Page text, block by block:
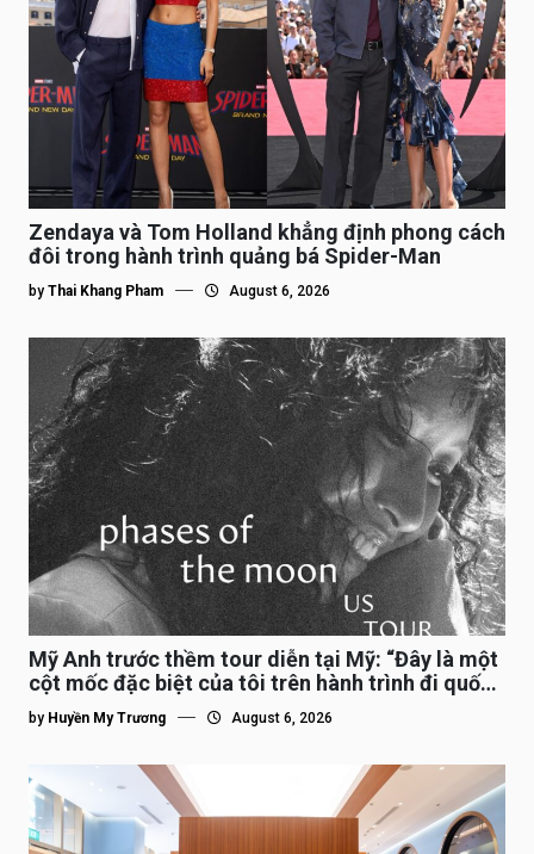
Zendaya và Tom Holland khẳng định phong cách
đôi trong hành trình quảng bá Spider-Man
by Thai Khang Pham August 6, 2026
Mỹ Anh trước thềm tour diễn tại Mỹ: “Đây là một
cột mốc đặc biệt của tôi trên hành trình đi quốc
tế”
by Huyền My Trương August 6, 2026